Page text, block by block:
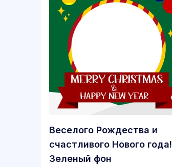
Веселого Рождества и
счастливого Нового года!
Зеленый фон